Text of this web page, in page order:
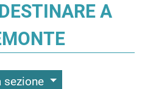
A
sezione